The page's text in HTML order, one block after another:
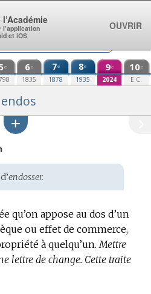
e 6e
1835
7e
1878
8e
1935
9e
2024
10e
E.C.
endos
endosser.
qu’on appose au dos d’un
ou effet de commerce,
à quelqu’un. Mettre
lettre de change. Cette traite
l’application
et iOS
OUVRIR